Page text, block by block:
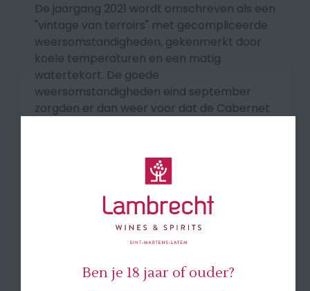
De jaargang 2021 wordt omschreven als een
"vintage van terroirs" met gecompliceerde
weersomstandigheden, gekenmerkt door
koele temperaturen en een matig
watertekort. De goede
weersomstandigheden eind september
zorgden er dan weer voor dat de Cabernet
2021 toont een grote frisheid en
aromatische complexiteit, met zeer
duidelijke tonen van vers rood fruit.
alcoholgehalte is matig tussen 12,5 en 13,5 %,
tussen 2024 - 2033
Ben je 18 jaar of ouder?